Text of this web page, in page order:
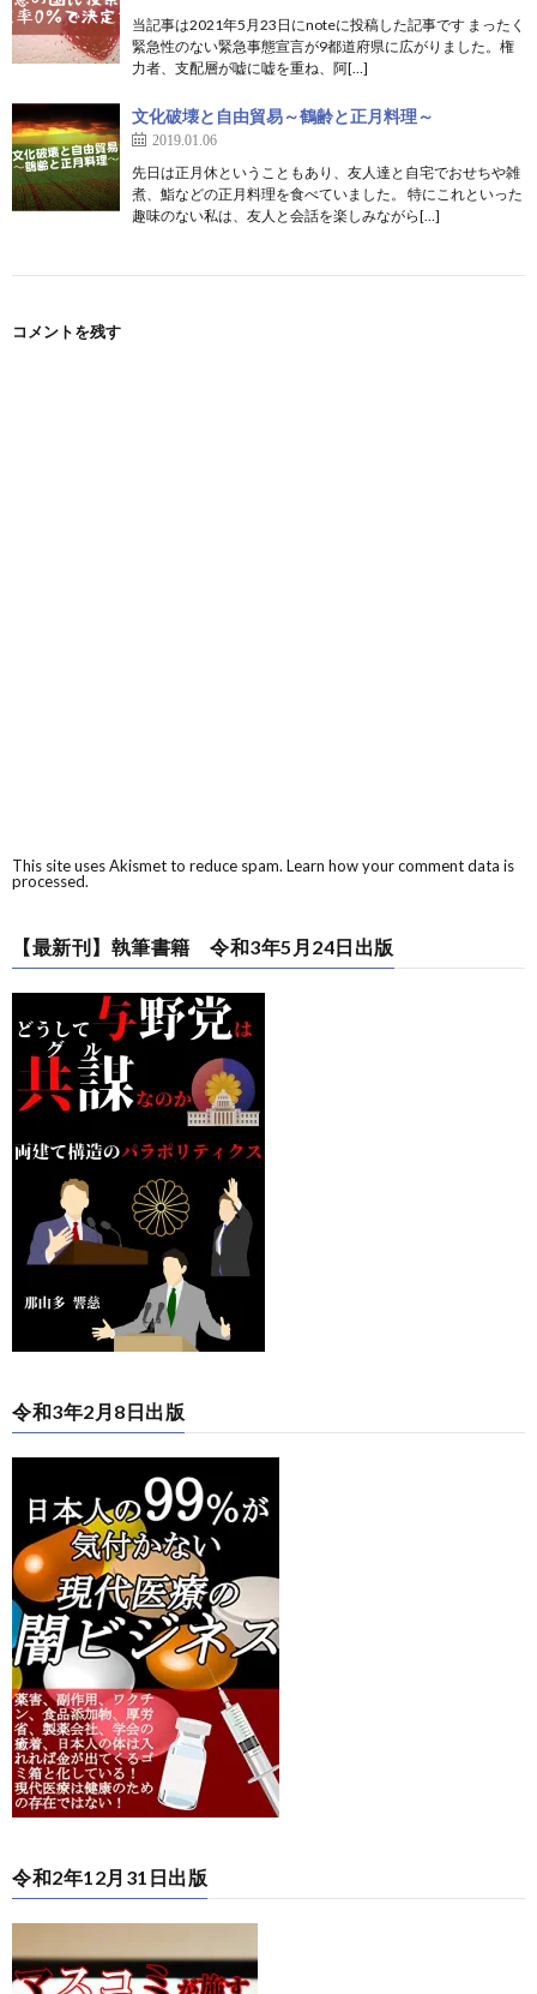
当記事は2021年5月23日にnoteに投稿した記事です まったく
緊急性のない緊急事態宣言が9都道府県に広がりました。権
力者、支配層が嘘に嘘を重ね、阿[…]
文化破壊と自由貿易～鶴齢と正月料理～
2019.01.06
先日は正月休ということもあり、友人達と自宅でおせちや雑
煮、鮨などの正月料理を食べていました。 特にこれといった
趣味のない私は、友人と会話を楽しみながら[…]
コメントを残す
This site uses Akismet to reduce spam. Learn how your comment data is
processed.
【最新刊】執筆書籍 令和3年5月24日出版
令和3年2月8日出版
令和2年12月31日出版